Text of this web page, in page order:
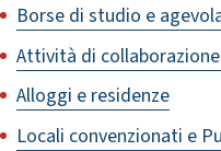
Borse di studio e
Attività di
Alloggi e residenze
Locali convenzionati e